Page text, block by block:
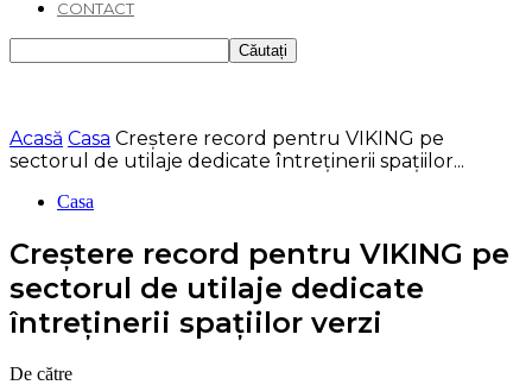
CONTACT
Acasă Casa Creștere record pentru VIKING pe
sectorul de utilaje dedicate întreținerii spațiilor...
Casa
Creștere record pentru VIKING pe
sectorul de utilaje dedicate
întreținerii spațiilor verzi
De către